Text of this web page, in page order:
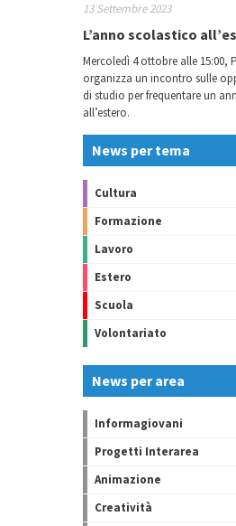
13 Settembre 2023
L’anno scolastico
Mercoledì 4 ottobre alle 15:00,
organizza un incontro sulle
di studio per frequentare un
all’estero.
News per tema
Cultura
Formazione
Lavoro
Estero
Scuola
Volontariato
News per area
Informagiovani
Progetti Interarea
Animazione
Creatività